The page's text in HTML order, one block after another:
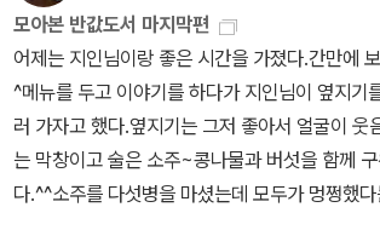
고, 포기하지 말자.
모아본 반값도서 마지막편
어제는 지인님이랑 좋은 시간을 가졌다.간만에
^메뉴를 두고 이야기를 하다가 지인님이 옆지기
러 가자고 했다.옆지기는 그저 좋아서 얼굴이 웃
는 막창이고 술은 소주~콩나물과 버섯을 함께
다.^^소주를 다섯병을 마셨는데 모두가 멍쩡했다